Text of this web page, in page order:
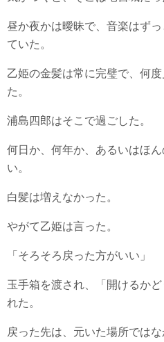
昼か夜かは曖昧で、音楽はず
ていた。
乙姫の金髪は常に完璧で、何
た。
浦島四郎はそこで過ごした。
何日か、何年か、あるいはほ
い。
白髪は増えなかった。
やがて乙姫は言った。
「そろそろ戻った方がいい」
玉手箱を渡され、「開けるか
れた。
戻った先は、元いた場所ではな